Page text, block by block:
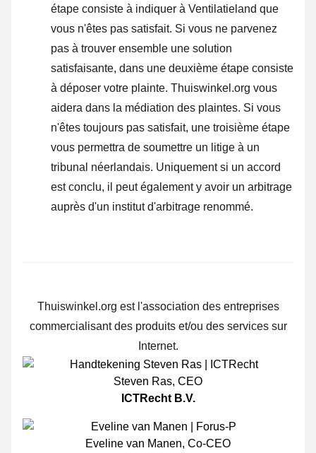
étape consiste à indiquer à Ventilatieland que
vous n'êtes pas satisfait. Si vous ne parvenez
pas à trouver ensemble une solution
satisfaisante, dans une deuxième étape consiste
à déposer votre plainte. Thuiswinkel.org vous
aidera dans la médiation des plaintes. Si vous
n'êtes toujours pas satisfait, une troisième étape
vous permettra de soumettre un litige à un
tribunal néerlandais. Uniquement si un accord
est conclu, il peut également y avoir un arbitrage
auprès d'un institut d'arbitrage renommé.
Thuiswinkel.org est l'association des entreprises
commercialisant des produits et/ou des services sur
Internet.
Steven Ras, CEO
ICTRecht B.V.
Eveline van Manen, Co-CEO